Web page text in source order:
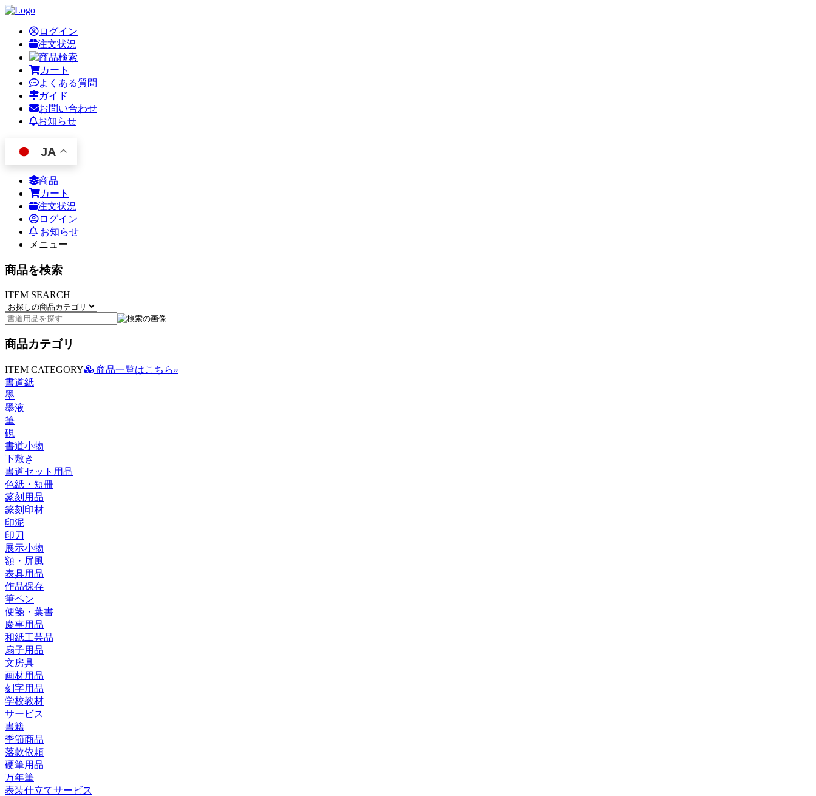
ログイン
注文状況
商品検索
カート
よくある質問
ガイド
お問い合わせ
お知らせ
JA
商品
カート
注文状況
ログイン
お知らせ
メニュー
商品を検索
ITEM SEARCH
商品カテゴリ
ITEM CATEGORY
商品一覧はこちら»
書道紙
墨
墨液
筆
硯
書道小物
下敷き
書道セット用品
色紙・短冊
篆刻用品
篆刻印材
印泥
印刀
展示小物
額・屏風
表具用品
作品保存
筆ペン
便箋・葉書
慶事用品
和紙工芸品
扇子用品
文房具
画材用品
刻字用品
学校教材
サービス
書籍
季節商品
落款依頼
硬筆用品
万年筆
表装仕立てサービス